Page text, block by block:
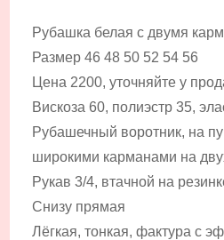
Рубашка белая с двумя
Размер 46 48 50 52 54 56
Цена 2200, уточняйте у
Вискоза 60, полиэстр 35,
Рубашечный воротник, на
широкими карманами на
Рукав 3/4, втачной на
Снизу прямая
Лёгкая, тонкая, фактура с